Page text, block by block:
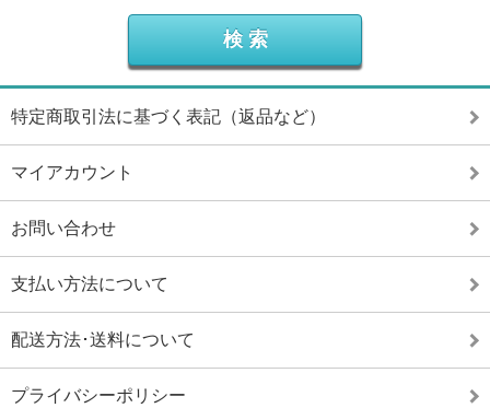
特定商取引法に基づく表記（返品など）
マイアカウント
お問い合わせ
支払い方法について
配送方法･送料について
プライバシーポリシー